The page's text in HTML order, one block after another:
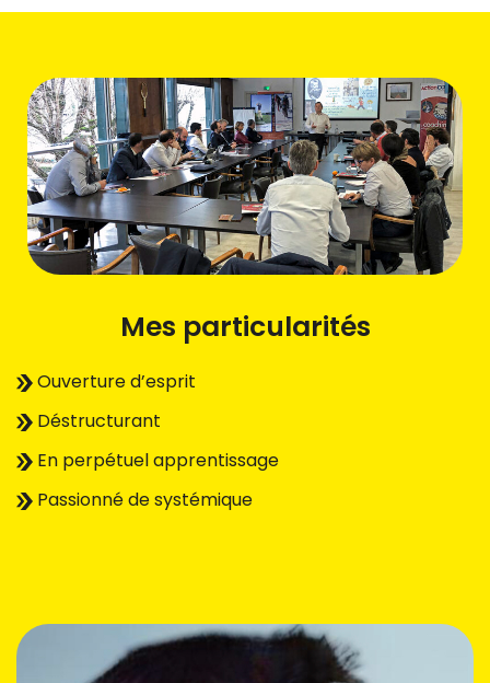
Mes particularités
Ouverture d’esprit
Déstructurant
En perpétuel apprentissage
Passionné de systémique